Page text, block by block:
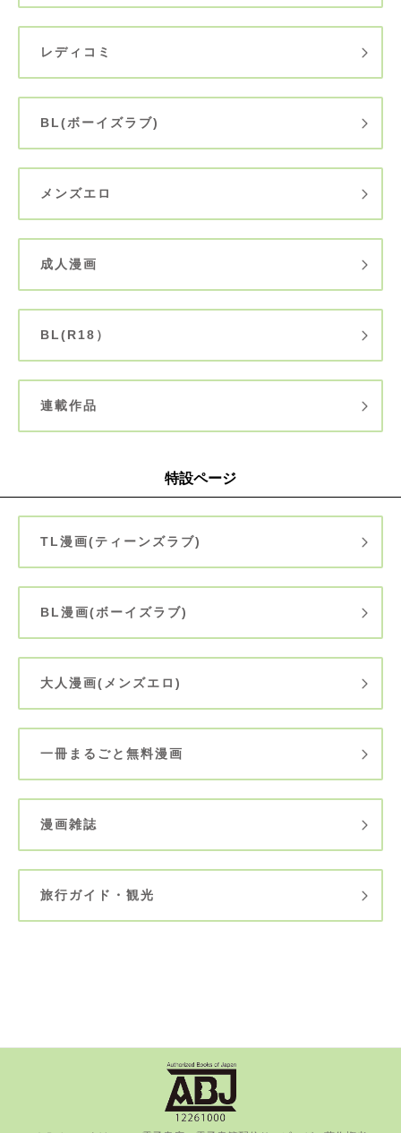
レディコミ
BL(ボーイズラブ)
メンズエロ
成人漫画
BL(R18）
連載作品
特設ページ
TL漫画(ティーンズラブ)
BL漫画(ボーイズラブ)
大人漫画(メンズエロ)
一冊まるごと無料漫画
漫画雑誌
旅行ガイド・観光